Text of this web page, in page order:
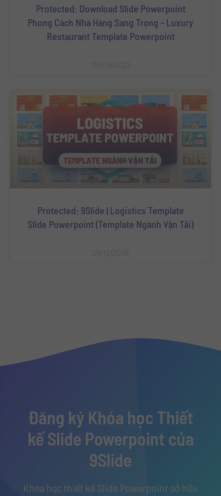
Protected: Download Slide Powerpoint
Phong Cách Nhà Hàng Sang Trọng – Luxury
Restaurant Template Powerpoint
Protected: 9Slide | Logistics Template
Slide Powerpoint (Template Ngành Vận Tải)
Đăng ký Khóa học Thiết
kế Slide Powerpoint của
9Slide
Khóa học thiết kế Slide Powerpoint sở hữu